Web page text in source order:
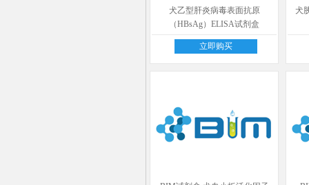
犬乙型肝炎病毒表面抗原
（HBsAg）ELISA试剂盒
立即购买
犬